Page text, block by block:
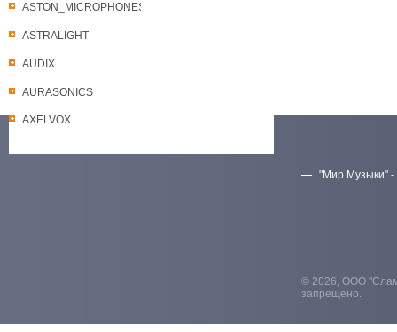
ASTON_MICROPHONES
ASTRALIGHT
AUDIX
AURASONICS
AXELVOX
"Мир Музыки" -
© 2026, ООО
запрещено.